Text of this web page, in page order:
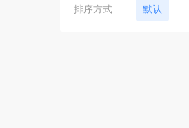
排序方式 默认